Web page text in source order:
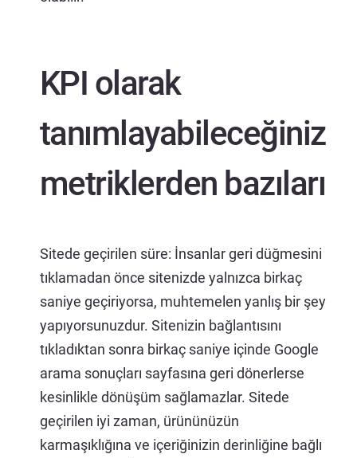
KPI olarak
tanımlayabileceğiniz
metriklerden bazıları
Sitede geçirilen süre: İnsanlar geri düğmesini
tıklamadan önce sitenizde yalnızca birkaç
saniye geçiriyorsa, muhtemelen yanlış bir şey
yapıyorsunuzdur. Sitenizin bağlantısını
tıkladıktan sonra birkaç saniye içinde Google
arama sonuçları sayfasına geri dönerlerse
kesinlikle dönüşüm sağlamazlar. Sitede
geçirilen iyi zaman, ürününüzün
karmaşıklığına ve içeriğinizin derinliğine bağlı